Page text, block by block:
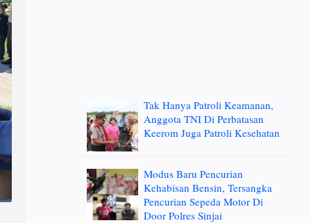
Tak Hanya Patroli Keamanan,
Anggota TNI Di Perbatasan
Keerom Juga Patroli Kesehatan
Modus Baru Pencurian
Kehabisan Bensin, Tersangka
Pencurian Sepeda Motor Di
Door Polres Sinjai